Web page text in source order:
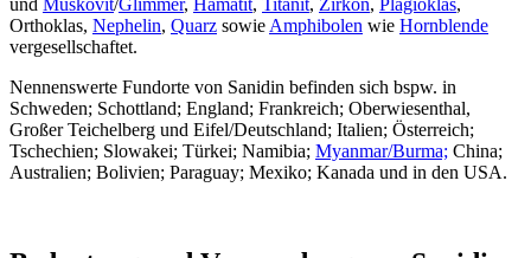
und Muskovit/Glimmer, Hämatit, Titanit, Zirkon, Plagioklas,
Orthoklas, Nephelin, Quarz sowieAmphibolen wie Hornblende
vergesellschaftet.
Nennenswerte Fundorte von Sanidin befinden sich bspw. in
Schweden; Schottland; England; Frankreich; Oberwiesenthal,
Großer Teichelberg und Eifel/Deutschland; Italien; Österreich;
Tschechien; Slowakei; Türkei; Namibia; Myanmar/Burma; China;
Australien; Bolivien; Paraguay; Mexiko; Kanada und in den USA.